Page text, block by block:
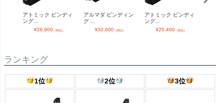
アトミック ビンディ
ング...
¥26,900（税込）
アルマダ ビンディン
グ ...
¥32,600（税込）
アトミック ビンディ
ング...
¥25,400（税込）
ランキング
1位 2位 3位